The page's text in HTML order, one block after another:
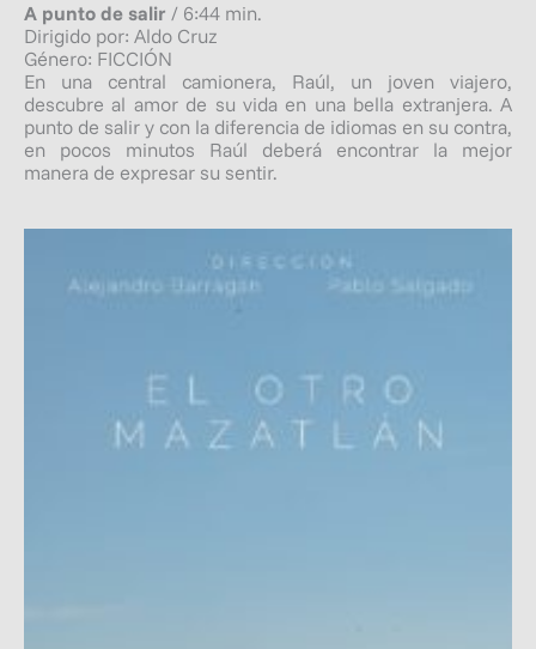
A punto de salir / 6:44 min.
Dirigido por: Aldo Cruz
Género: FICCIÓN
En una central camionera, Raúl, un joven viajero,
descubre al amor de su vida en una bella extranjera. A
punto de salir y con la diferencia de idiomas en su contra,
en pocos minutos Raúl deberá encontrar la mejor
manera de expresar su sentir.